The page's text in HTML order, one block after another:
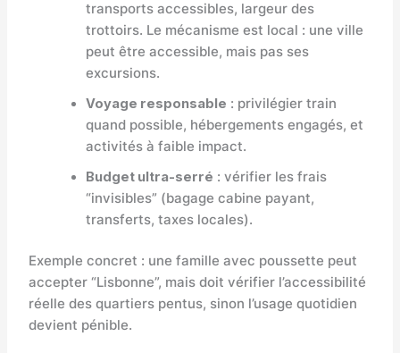
transports accessibles, largeur des
trottoirs. Le mécanisme est local : une ville
peut être accessible, mais pas ses
excursions.
Voyage responsable : privilégier train
quand possible, hébergements engagés, et
activités à faible impact.
Budget ultra-serré : vérifier les frais
“invisibles” (bagage cabine payant,
transferts, taxes locales).
Exemple concret : une famille avec poussette peut
accepter “Lisbonne”, mais doit vérifier l’accessibilité
réelle des quartiers pentus, sinon l’usage quotidien
devient pénible.